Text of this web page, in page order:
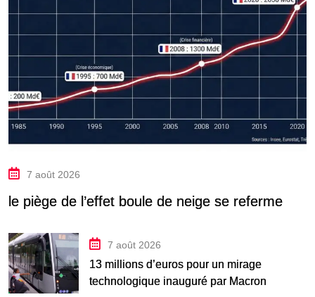
7 août 2026
le piège de l’effet boule de neige se referme
7 août 2026
13 millions d’euros pour un mirage
technologique inauguré par Macron